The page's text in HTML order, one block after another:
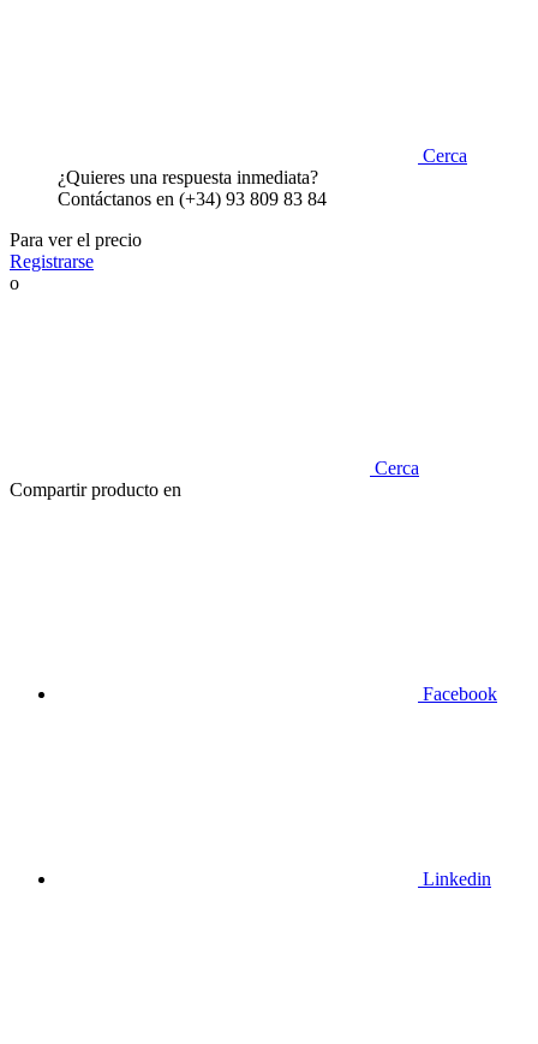
Cerca
¿Quieres una respuesta inmediata?
Contáctanos en (+34) 93 809 83 84
Para ver el precio
Registrarse
o
Cerca
Compartir producto en
Facebook
Linkedin